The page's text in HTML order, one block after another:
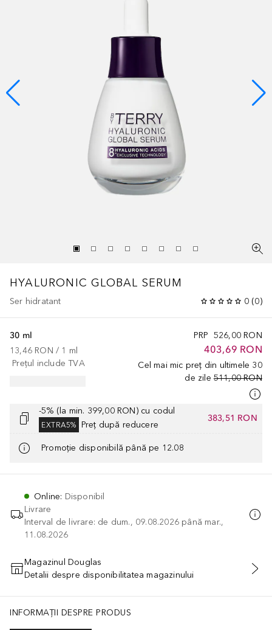
HYALURONIC GLOBAL SERUM
Ser hidratant 0 (0)
PRP 526,00 RON
403,69 RON
Cel mai mic preț din ultimele 30
de zile 511,00 RON
30 ml
13,46 RON / 1 ml
Prețul include TVA
-5% (la min. 399,00 RON) cu codul
EXTRA5% Preț după reducere
383,51 RON
Promoție disponibilă până pe 12.08
Online: Disponibil
Livrare
Interval de livrare: de dum., 09.08.2026 până mar.,
11.08.2026
ADĂUGAȚI ÎN COŞ
Magazinul Douglas
Detalii despre disponibilitatea magazinului
INFORMAȚII DESPRE PRODUS